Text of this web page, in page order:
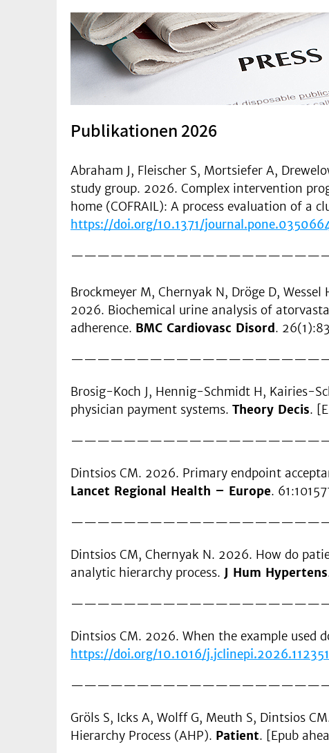
Publikationen 2026
Abraham J, Fleischer S, Mortsiefer A,
study group. 2026. Complex intervention
home (COFRAIL): A process evaluation of a
https://doi.org/10.1371/
Brockmeyer M, Chernyak N, Dröge D,
2026. Biochemical urine analysis of
adherence. BMC Cardiovasc Disord.
Brosig-Koch J, Hennig-Schmidt H, Kairies-
physician payment systems. Theory Decis.
Dintsios CM. 2026. Primary endpoint
Lancet Regional Health – Europe.
Dintsios CM, Chernyak N. 2026. How do
analytic hierarchy process. J Hum Hypertens
Dintsios CM. 2026. When the example used
https://doi.org/10.1016/j.jclinepi.2026.112351
Gröls S, Icks A, Wolff G, Meuth S, Dintsios
Hierarchy Process (AHP). Patient. [Epub